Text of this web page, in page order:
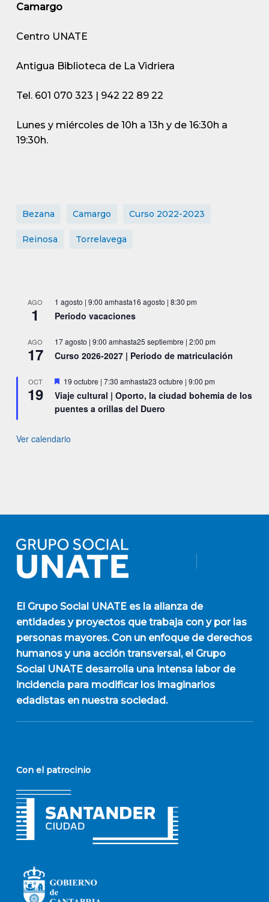
Camargo
Centro UNATE
Antigua Biblioteca de La Vidriera
Tel. 601 070 323 | 942 22 89 22
Lunes y miércoles de 10h a 13h y de 16:30h a
19:30h.
Bezana Camargo Curso 2022-2023
Reinosa Torrelavega
AGO
1
1 agosto | 9:00 amhasta16 agosto | 8:30 pm
Periodo vacaciones
AGO
17
17 agosto | 9:00 amhasta25 septiembre | 2:00 pm
Curso 2026-2027 | Periodo de matriculación
OCT
19
Destacado
19 octubre | 7:30 amhasta23 octubre | 9:00 pm
Viaje cultural | Oporto, la ciudad bohemia de los
puentes a orillas del Duero
Ver calendario
El Grupo Social UNATEes la alianza de
entidades y proyectos que trabaja con y por las
personas mayores. Con un enfoque de derechos
humanos y una acción transversal, el Grupo
Social UNATE desarrolla una intensa labor de
incidencia para modificar los imaginarios
edadistas en nuestra sociedad.
Con el patrocinio